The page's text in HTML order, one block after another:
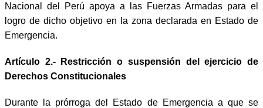
Nacional del Perú apoya a las Fuerzas Armadas para el
logro de dicho objetivo en la zona declarada en Estado de
Emergencia.
Artículo 2.- Restricción o suspensión del ejercicio de
Derechos Constitucionales
Durante la prórroga del Estado de Emergencia a que se